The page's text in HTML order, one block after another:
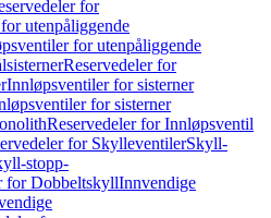
for
utenpåliggende
for utenpåliggende
Reservedeler for
Innløpsventiler for sisterner
for sisterner
Reservedeler for Innløpsventil
for SkylleventilerSkyll-
stopp-
for DobbeltskyllInnvendige